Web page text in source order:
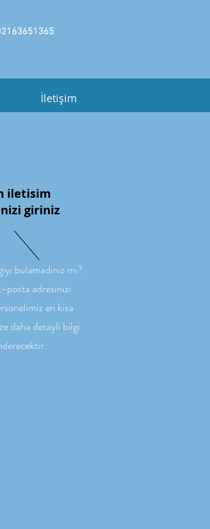
İletişim
iletisim
giriniz
bulamadınız mı?
adresinizi
en kisa
daha detayli bilgi